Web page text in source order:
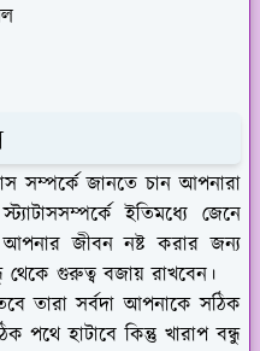
সম্পর্কে জানতে চান আপনারা
ইতিমধ্যে জেনে
জীবন নষ্ট করার জন্য
থেকে গুরুত্ব বজায় রাখবেন।
তারা সর্বদা আপনাকে সঠিক
পথে হাটাবে কিন্তু খারাপ বন্ধু